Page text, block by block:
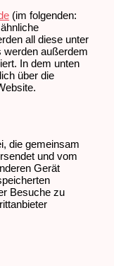
(im folgenden:
all diese unter
außerdem
In dem unten
über die
die gemeinsam
und vom
Gerät
Besuche zu